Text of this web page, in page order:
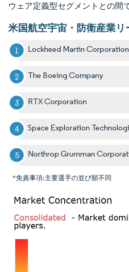
ウェア定義型セグメントとの間
米国航空宇宙・防衛産業リ
Lockheed Martin Corporation
The Boeing Company
RTX Corporation
Space Exploration
Northrop Grumman
*免責事項:主要選手の並び順不同